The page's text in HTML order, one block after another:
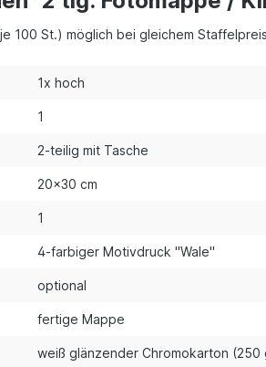
100 St.) möglich bei gleichem
1x hoch
1
2-teilig mit Tasche
20x30 cm
1
4-farbiger Motivdruck "Wale"
optional
fertige Mappe
weiß glänzender Chromokarton (250